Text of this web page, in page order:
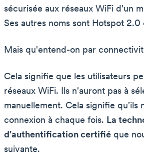
sécurisée aux réseaux WiFi d'un
Ses autres noms sont Hotspot
Mais qu'entend-on par
Cela signifie que les utilisateurs
réseaux WiFi. Ils n'auront pas à
manuellement. Cela signifie qu'ils
connexion à chaque fois. La
d'authentification certifié que
suivante.